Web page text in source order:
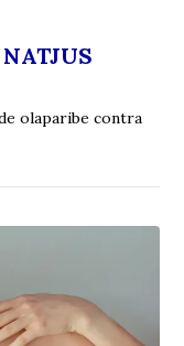
olaparibe contra